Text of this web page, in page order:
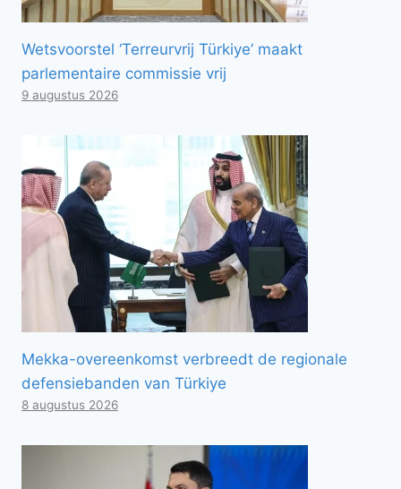
Wetsvoorstel ‘Terreurvrij Türkiye’ maakt
parlementaire commissie vrij
9 augustus 2026
Mekka-overeenkomst verbreedt de regionale
defensiebanden van Türkiye
8 augustus 2026